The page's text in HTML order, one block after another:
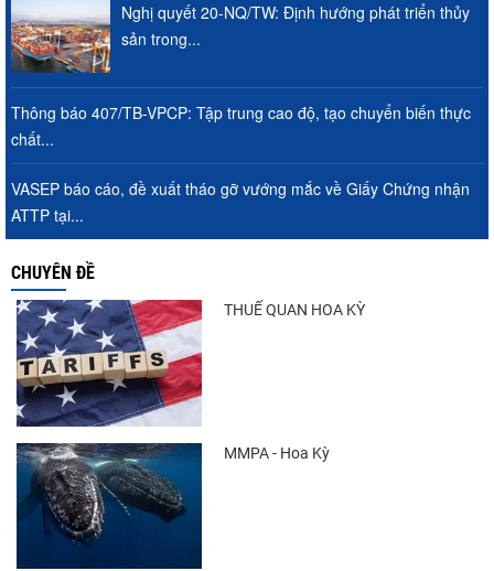
Điểm tin thủy sản thế giới ngày 3/8/2026
độ, tạo chuyển biến...
Còn chưa đầy 3 tuần đến Vietfish 2026:
Doanh nghiệp thủy sản cùng lúc đối mặt
Nghị quyết 20-NQ/TW: Định hướng phát triển thủy
sản trong...
Thông báo 407/TB-VPCP: Tập trung cao độ, tạo chuyển biến thực
chất...
VASEP báo cáo, đề xuất tháo gỡ vướng mắc về Giấy Chứng nhận
ATTP tại...
CHUYÊN ĐỀ
THUẾ QUAN HOA KỲ
MMPA - Hoa Kỳ